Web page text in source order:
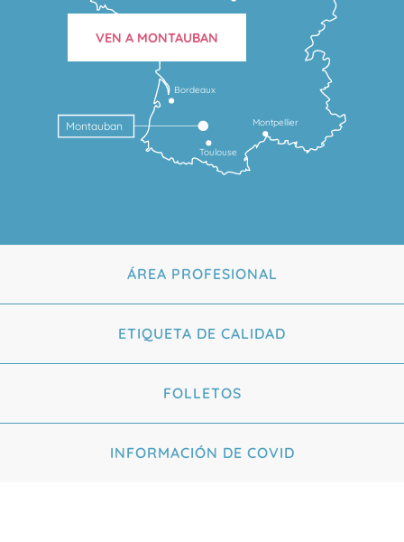
Toulouse
Montpellier
Bordeaux
Montauban
VEN A MONTAUBAN
ÁREA PROFESIONAL
ETIQUETA DE CALIDAD
FOLLETOS
INFORMACIÓN DE COVID